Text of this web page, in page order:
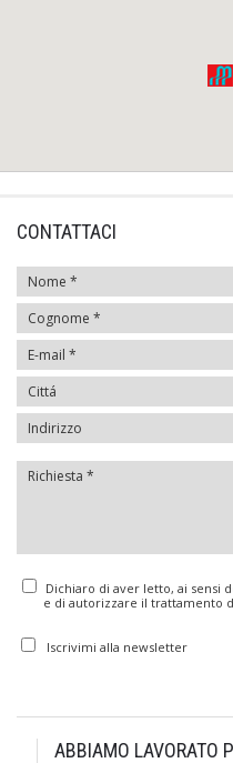
CONTATTACI
Dichiaro di aver letto, ai sensi
e di autorizzare il trattamento
Iscrivimi alla newsletter
ABBIAMO LAVORATO